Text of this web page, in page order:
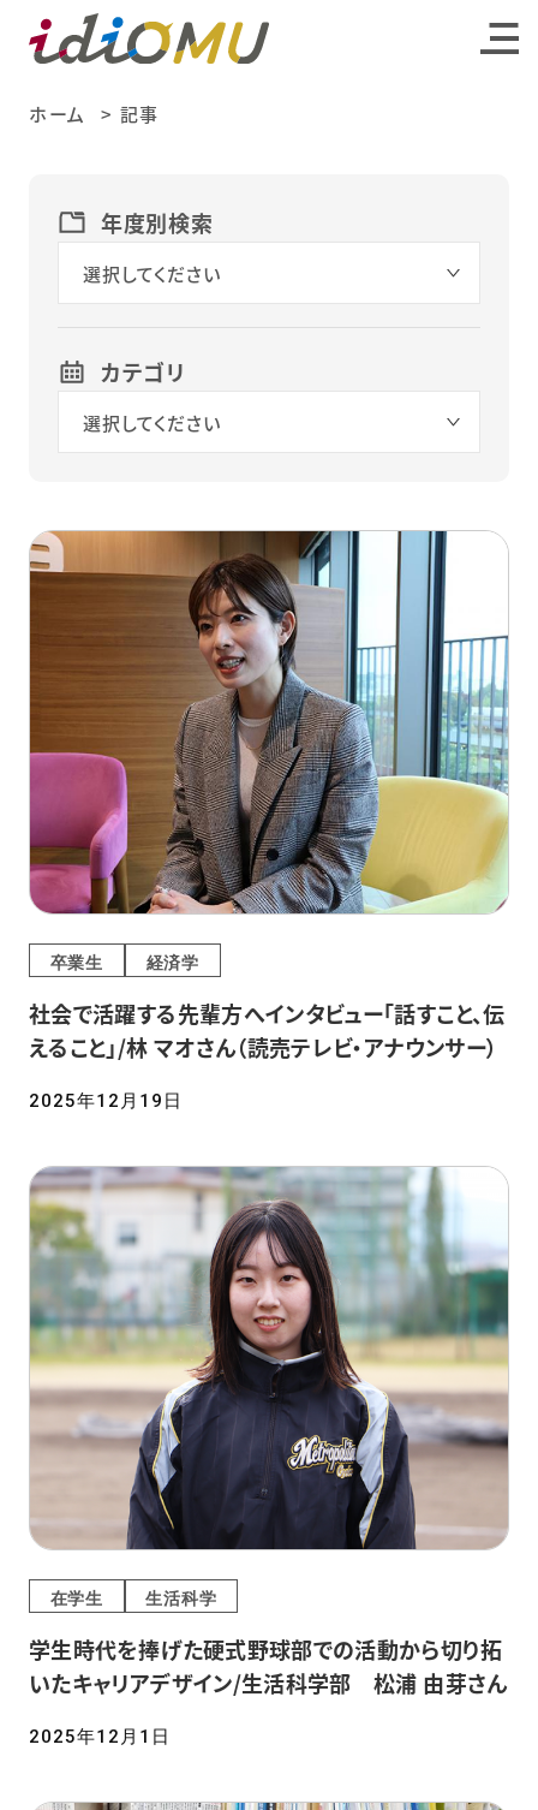
ホーム 記事
年度別検索
選択してください
カテゴリ
選択してください
2025年12月19日
卒業生 経済学
社会で活躍する先輩方へインタビュー「話すこと、伝
えること」/林 マオさん（読売テレビ・アナウンサー）
2025年12月1日
在学生 生活科学
学生時代を捧げた硬式野球部での活動から切り拓
いたキャリアデザイン/生活科学部 松浦 由芽さん